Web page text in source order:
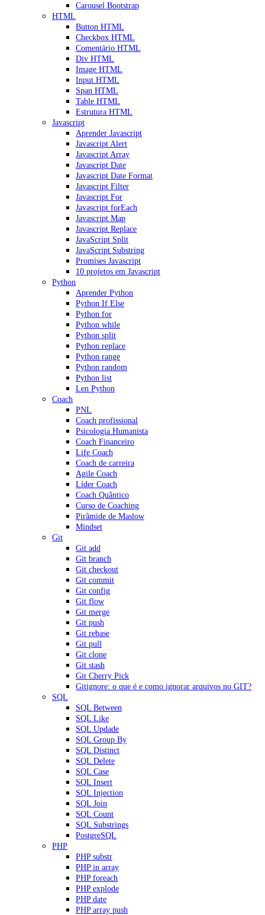
Carousel Bootstrap
HTML
Button HTML
Checkbox HTML
Comentário HTML
Div HTML
Image HTML
Input HTML
Span HTML
Table HTML
Estrutura HTML
Javascript
Aprender Javascript
Javascript Alert
Javascript Array
Javascript Date
Javascript Date Format
Javascript Filter
Javascript For
Javascript forEach
Javascript Map
Javascript Replace
JavaScript Split
JavaScript Substring
Promises Javascript
10 projetos em Javascript
Python
Aprender Python
Python If Else
Python for
Python while
Python split
Python replace
Python range
Python random
Python list
Len Python
Coach
PNL
Coach profissional
Psicologia Humanista
Coach Financeiro
Life Coach
Coach de carreira
Agile Coach
Líder Coach
Coach Quântico
Curso de Coaching
Pirâmide de Maslow
Mindset
Git
Git add
Git branch
Git checkout
Git commit
Git config
Git flow
Git merge
Git push
Git rebase
Git pull
Git clone
Git stash
Git Cherry Pick
Gitignore: o que é e como ignorar arquivos no GIT?
SQL
SQL Between
SQL Like
SQL Updade
SQL Group By
SQL Distinct
SQL Delete
SQL Case
SQL Insert
SQL Injection
SQL Join
SQL Count
SQL Substrings
PostgreSQL
PHP
PHP substr
PHP in array
PHP foreach
PHP explode
PHP date
PHP array push